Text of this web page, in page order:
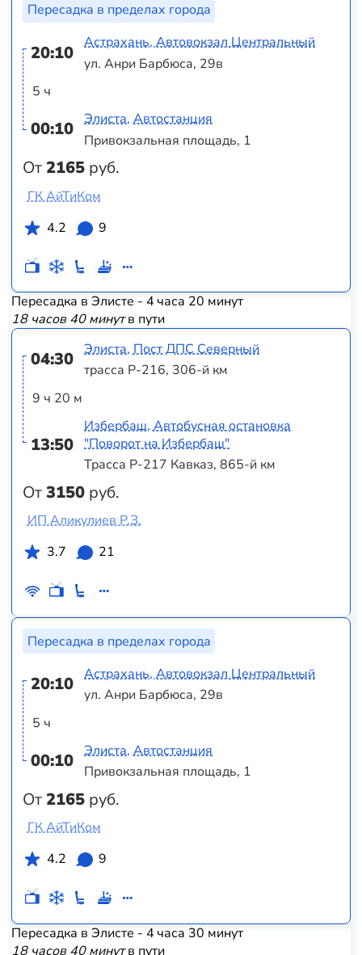
Пересадка в пределах города
20:10
5 ч
00:10
От2165 руб.
Астрахань, Автовокзал Центральный
ул. Анри Барбюса, 29в
Элиста, Автостанция
Привокзальная площадь, 1
ГК АйТиКом
4.2
9
Пересадка в Элисте - 4 часа 20 минут
18 часов 40 минутв пути
04:30
9 ч 20 м
13:50
От3150 руб.
Элиста, Пост ДПС Северный
трасса Р-216, 306-й км
Избербаш, Автобусная остановка
"Поворот на Избербаш"
Трасса Р-217 Кавказ, 865-й км
ИП Аликулиев Р.З.
3.7
21
Пересадка в пределах города
20:10
5 ч
00:10
От2165 руб.
Астрахань, Автовокзал Центральный
ул. Анри Барбюса, 29в
Элиста, Автостанция
Привокзальная площадь, 1
ГК АйТиКом
4.2
9
Пересадка в Элисте - 4 часа 30 минут
18 часов 40 минутв пути